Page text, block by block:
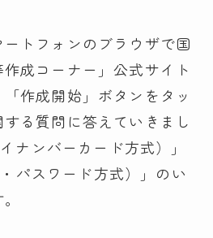
トフォンのブラウザで国
成コーナー」公式サイト
作成開始」ボタンをタッ
る質問に答えていきまし
ナンバーカード方式）」
パスワード方式）」のい